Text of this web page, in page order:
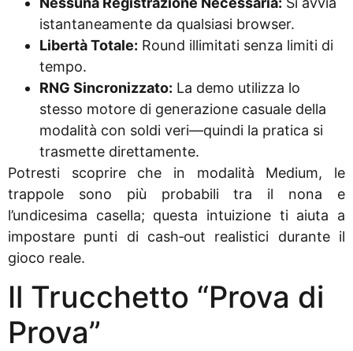
istantaneamente da qualsiasi browser.
Libertà Totale: Round illimitati senza limiti di
tempo.
RNG Sincronizzato: La demo utilizza lo
stesso motore di generazione casuale della
modalità con soldi veri—quindi la pratica si
trasmette direttamente.
Potresti scoprire che in modalità Medium, le
trappole sono più probabili tra il nona e
l’undicesima casella; questa intuizione ti aiuta a
impostare punti di cash‑out realistici durante il
gioco reale.
Il Trucchetto “Prova di
Prova”